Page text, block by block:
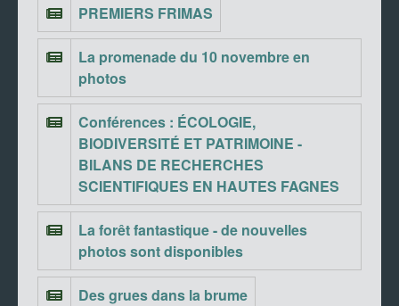
PREMIERS FRIMAS
La promenade du 10 novembre en
photos
Conférences : ÉCOLOGIE,
BIODIVERSITÉ ET PATRIMOINE -
BILANS DE RECHERCHES
SCIENTIFIQUES EN HAUTES FAGNES
La forêt fantastique - de nouvelles
photos sont disponibles
Des grues dans la brume